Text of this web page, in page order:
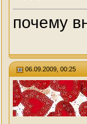
почему
06.09.2009, 00:25